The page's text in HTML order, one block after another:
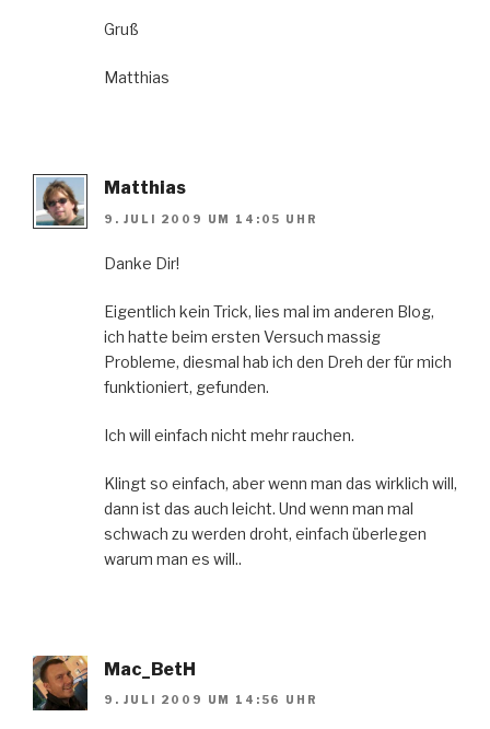
Gruß
Matthias
Matthias
9. JULI 2009 UM 14:05 UHR
Danke Dir!
Eigentlich kein Trick, lies mal im anderen Blog,
ich hatte beim ersten Versuch massig
Probleme, diesmal hab ich den Dreh der für mich
funktioniert, gefunden.
Ich will einfach nicht mehr rauchen.
Klingt so einfach, aber wenn man das wirklich will,
dann ist das auch leicht. Und wenn man mal
schwach zu werden droht, einfach überlegen
warum man es will..
Mac_BetH
9. JULI 2009 UM 14:56 UHR